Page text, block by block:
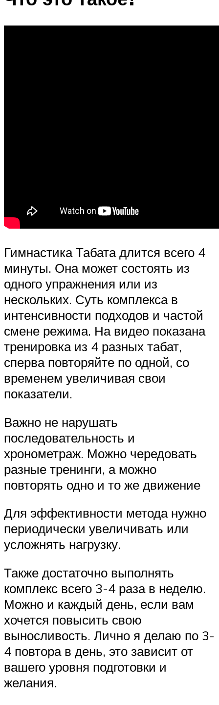
Гимнастика Табата длится всего 4
минуты. Она может состоять из
одного упражнения или из
нескольких. Суть комплекса в
интенсивности подходов и частой
смене режима. На видео показана
тренировка из 4 разных табат,
сперва повторяйте по одной, со
временем увеличивая свои
показатели.
Важно не нарушать
последовательность и
хронометраж. Можно чередовать
разные тренинги, а можно
повторять одно и то же движение
Для эффективности метода нужно
периодически увеличивать или
усложнять нагрузку.
Также достаточно выполнять
комплекс всего 3-4 раза в неделю.
Можно и каждый день, если вам
хочется повысить свою
выносливость. Лично я делаю по 3-
4 повтора в день, это зависит от
вашего уровня подготовки и
желания.